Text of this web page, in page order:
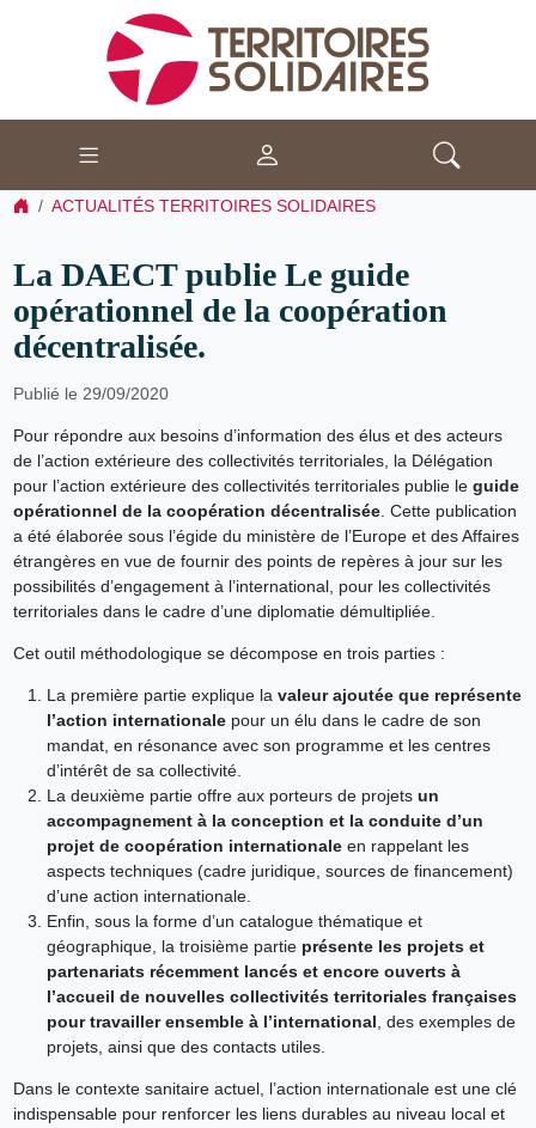
ACTUALITÉS TERRITOIRES SOLIDAIRES
La DAECT publie Le guide
opérationnel de la coopération
décentralisée.
Publié le 29/09/2020
Pour répondre aux besoins d’information des élus et des acteurs
de l’action extérieure des collectivités territoriales, la Délégation
pour l’action extérieure des collectivités territoriales publie le guide
opérationnel de la coopération décentralisée. Cette publication
a été élaborée sous l’égide du ministère de l’Europe et des Affaires
étrangères en vue de fournir des points de repères à jour sur les
possibilités d’engagement à l’international, pour les collectivités
territoriales dans le cadre d’une diplomatie démultipliée.
Cet outil méthodologique se décompose en trois parties :
La première partie explique la valeur ajoutée que représente
l’action internationalepour un élu dans le cadre de son
mandat, en résonance avec son programme et les centres
d’intérêt de sa collectivité.
La deuxième partie offre aux porteurs de projets un
accompagnement à la conception et la conduite d’un
projet de coopération internationaleen rappelant les
aspects techniques (cadre juridique, sources de financement)
d’une action internationale.
Enfin, sous la forme d’un catalogue thématique et
géographique, la troisième partie présente les projets et
partenariats récemment lancés et encore ouverts à
l’accueil de nouvelles collectivités territoriales françaises
pour travailler ensemble à l’international , des exemples de
projets, ainsi que des contacts utiles.
Dans le contexte sanitaire actuel, l’action internationale est une clé
indispensable pour renforcer les liens durables au niveau local et